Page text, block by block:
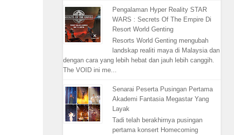
Pengalaman Hyper Reality STAR
WARS : Secrets Of The Empire Di
Resort World Genting
Resorts World Genting mengubah
landskap realiti maya di Malaysia dan
dengan cara yang lebih hebat dan jauh lebih canggih.
The VOID ini me...
Senarai Peserta Pusingan Pertama
Akademi Fantasia Megastar Yang
Layak
Tadi telah berakhirnya pusingan
pertama konsert Homecoming